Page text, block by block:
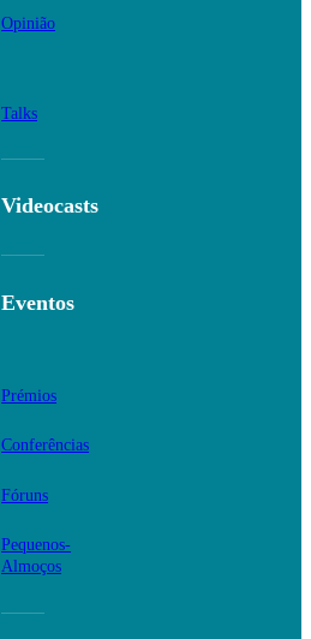
Opinião
Talks
Videocasts
Eventos
Prémios
Conferências
Fóruns
Pequenos-
Almoços